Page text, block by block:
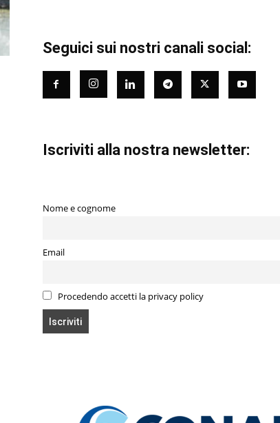
Seguici sui nostri canali social:
Iscriviti alla nostra newsletter:
Nome e cognome
Email
Procedendo accetti la privacy policy